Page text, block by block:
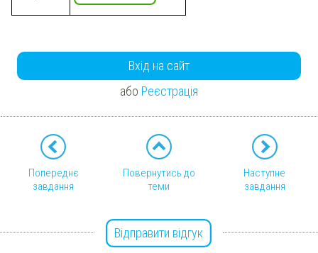
Вхід на сайт
або Реєстрація
Попереднє
завдання
Повернутись до
теми
Наступне
завдання
Відправити відгук